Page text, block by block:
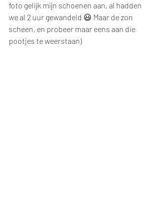
foto gelijk mijn schoenen aan, al hadden
we al 2 uur gewandeld 😃 Maar de zon
scheen, en probeer maar eens aan die
pootjes te weerstaan)